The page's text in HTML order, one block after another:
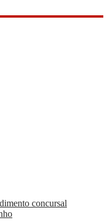
concursal